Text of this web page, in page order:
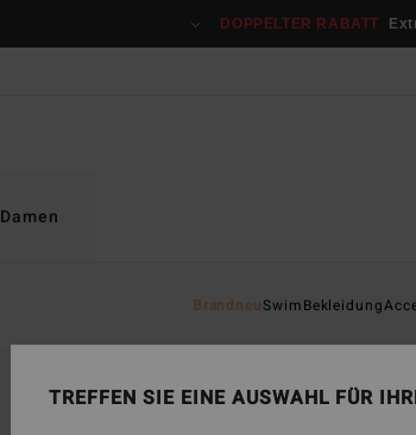
DOPPELTER RABATT
Damen
BrandneuSwimBekleidung
TREFFEN SIE EINE AUSWAHL FÜR